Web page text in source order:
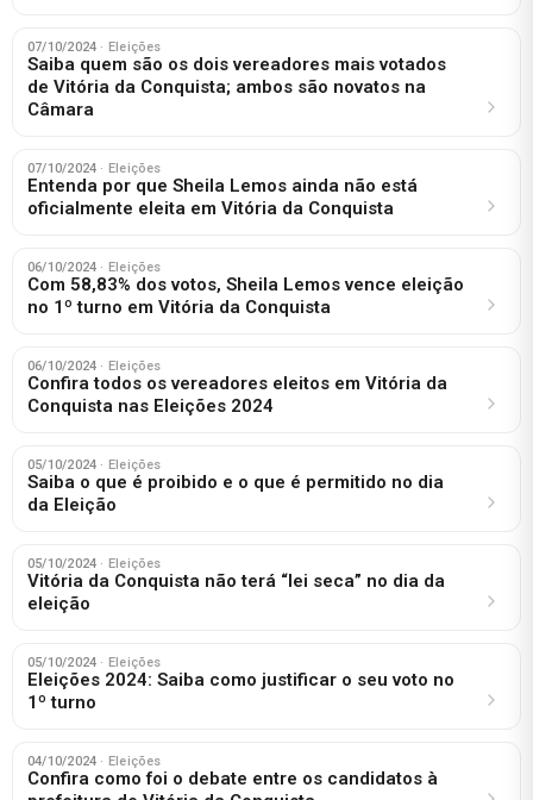
07/10/2024 · Eleições
Saiba quem são os dois vereadores mais votados
de Vitória da Conquista; ambos são novatos na
Câmara
07/10/2024 · Eleições
Entenda por que Sheila Lemos ainda não está
oficialmente eleita em Vitória da Conquista​
06/10/2024 · Eleições
Com 58,83% dos votos, Sheila Lemos vence eleição
no 1º turno em Vitória da Conquista
06/10/2024 · Eleições
Confira todos os vereadores eleitos em Vitória da
Conquista nas Eleições 2024
05/10/2024 · Eleições
Saiba o que é proibido e o que é permitido no dia
da Eleição
05/10/2024 · Eleições
Vitória da Conquista não terá “lei seca” no dia da
eleição
05/10/2024 · Eleições
Eleições 2024: Saiba como justificar o seu voto no
1º turno
04/10/2024 · Eleições
Confira como foi o debate entre os candidatos à